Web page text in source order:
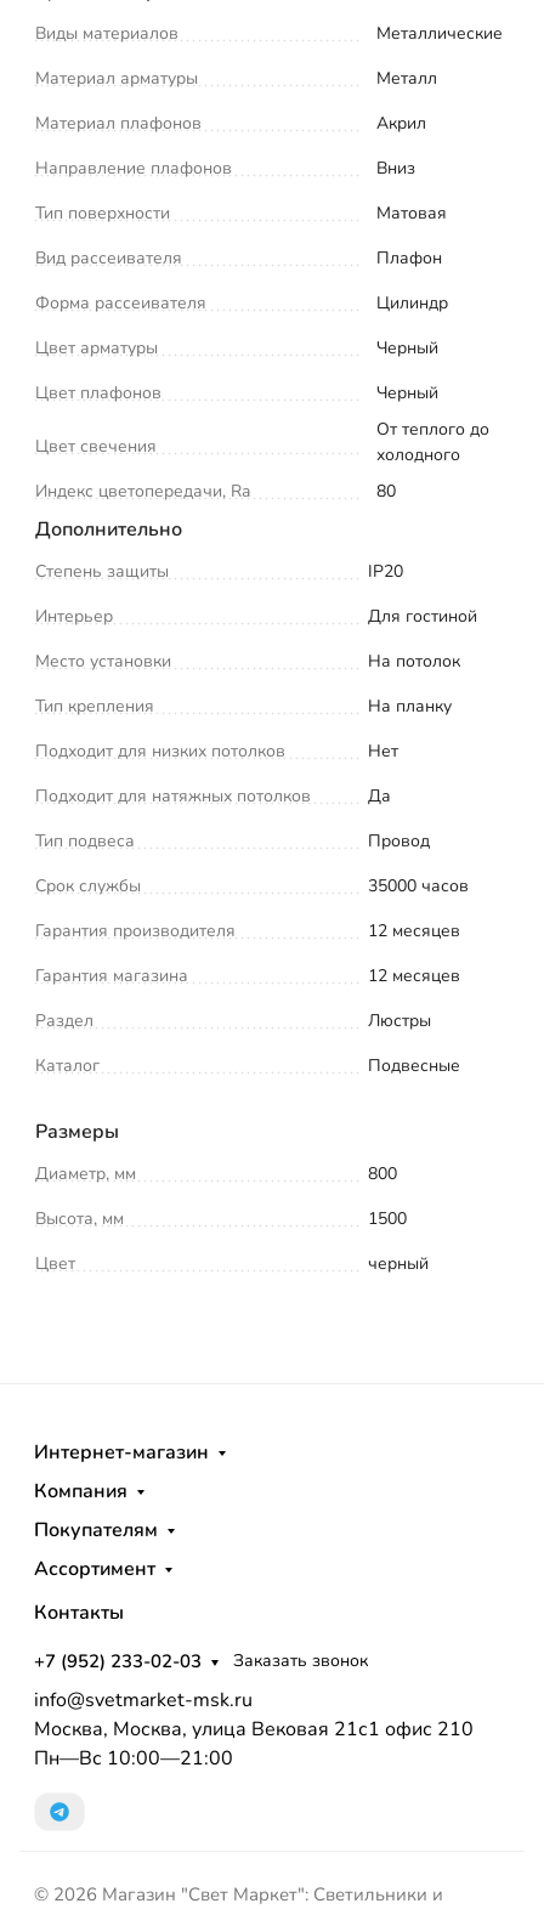
Виды материалов
Металлические
Материал арматуры
Металл
Материал плафонов
Акрил
Направление плафонов
Вниз
Тип поверхности
Матовая
Вид рассеивателя
Плафон
Форма рассеивателя
Цилиндр
Цвет арматуры
Черный
Цвет плафонов
Черный
Цвет свечения
От теплого до
холодного
Индекс цветопередачи, Ra
80
Дополнительно
Степень защиты
IP20
Интерьер
Для гостиной
Место установки
На потолок
Тип крепления
На планку
Подходит для низких потолков
Нет
Подходит для натяжных потолков
Да
Тип подвеса
Провод
Срок службы
35000 часов
Гарантия производителя
12 месяцев
Гарантия магазина
12 месяцев
Раздел
Люстры
Каталог
Подвесные
Размеры
Диаметр, мм
800
Высота, мм
1500
Цвет
черный
Интернет-магазин
Компания
Покупателям
Ассортимент
Контакты
+7 (952) 233-02-03 Заказать звонок
info@svetmarket-msk.ru
Москва, Москва, улица Вековая 21с1 офис 210
Пн—Вс 10:00—21:00
© 2026 Магазин "Свет Маркет": Светильники и